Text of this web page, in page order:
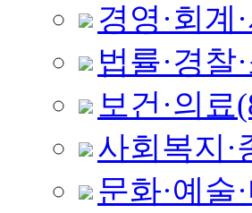
경영·회계
법률·경찰
보건·의료
사회복지·
문화·예술